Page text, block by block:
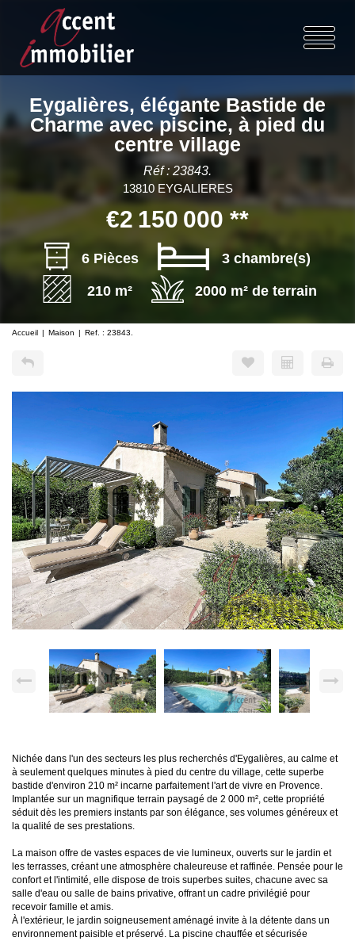
Eygalières, élégante Bastide de
Charme avec piscine, à pied du
centre village
Réf : 23843.
13810 EYGALIERES
€2 150 000 **
6 Pièces 3 chambre(s)
210 m² 2000 m² de terrain
Accueil Maison Ref. : 23843.
Nichée dans l'un des secteurs les plus recherchés d'Eygalières, au calme et
à seulement quelques minutes à pied du centre du village, cette superbe
bastide d'environ 210 m² incarne parfaitement l'art de vivre en Provence.
Implantée sur un magnifique terrain paysagé de 2 000 m², cette propriété
séduit dès les premiers instants par son élégance, ses volumes généreux et
la qualité de ses prestations.
La maison offre de vastes espaces de vie lumineux, ouverts sur le jardin et
les terrasses, créant une atmosphère chaleureuse et raffinée. Pensée pour le
confort et l'intimité, elle dispose de trois superbes suites, chacune avec sa
salle d'eau ou salle de bains privative, offrant un cadre privilégié pour
recevoir famille et amis.
À l'extérieur, le jardin soigneusement aménagé invite à la détente dans un
environnement paisible et préservé. La piscine chauffée et sécurisée